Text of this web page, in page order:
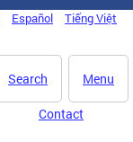
Español Tiếng Việt
Menu
Search
Contact